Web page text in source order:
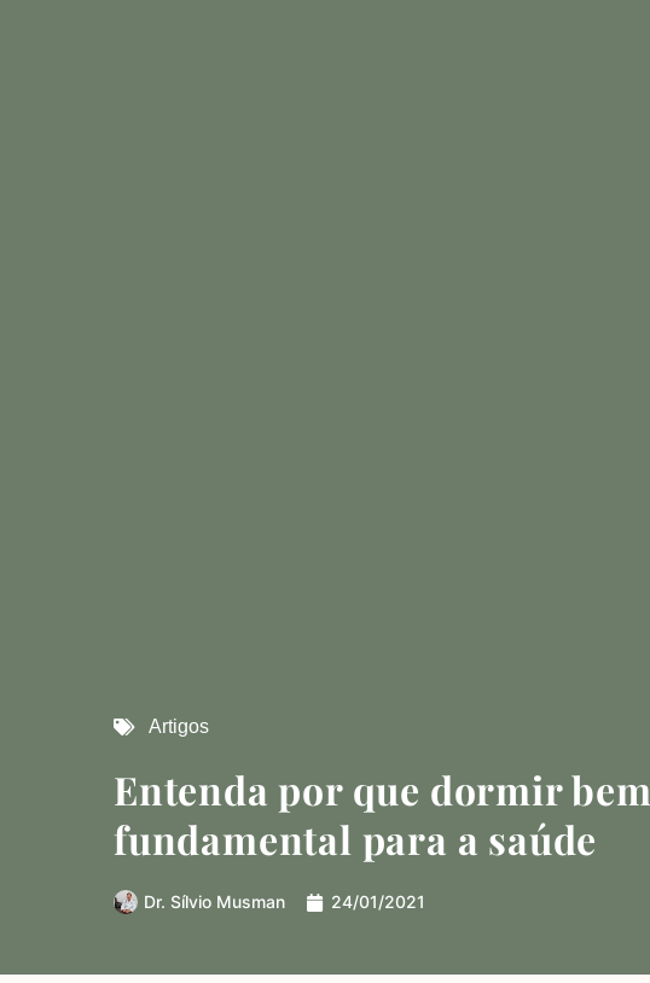
Artigos
Entenda por que dormir
fundamental para a saúde
Dr. Sílvio Musman 24/01/2021